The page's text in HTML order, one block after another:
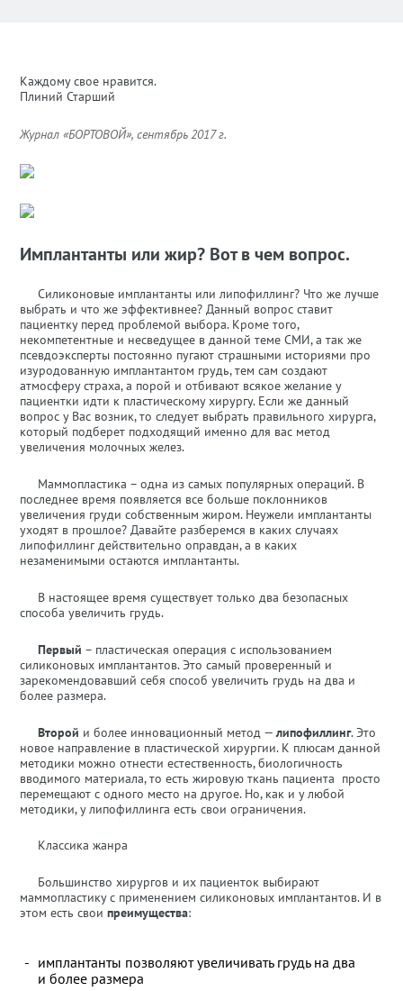
Каждому свое нравится.
Плиний Старший
Журнал «БОРТОВОЙ», сентябрь 2017 г.
Имплантанты или жир? Вот в чем вопрос.
Силиконовые имплантанты или липофиллинг? Что же лучше
выбрать и что же эффективнее? Данный вопрос ставит
пациентку перед проблемой выбора. Кроме того,
некомпетентные и несведущее в данной теме СМИ, а так же
псевдоэксперты постоянно пугают страшными историями про
изуродованную имплантантом грудь, тем сам создают
атмосферу страха, а порой и отбивают всякое желание у
пациентки идти к пластическому хирургу. Если же данный
вопрос у Вас возник, то следует выбрать правильного хирурга,
который подберет подходящий именно для вас метод
увеличения молочных желез.
Маммопластика – одна из самых популярных операций. В
последнее время появляется все больше поклонников
увеличения груди собственным жиром. Неужели имплантанты
уходят в прошлое? Давайте разберемся в каких случаях
липофиллинг действительно оправдан, а в каких
незаменимыми остаются имплантанты.
В настоящее время существует только два безопасных
способа увеличить грудь.
Первый – пластическая операция с использованием
силиконовых имплантантов. Это самый проверенный и
зарекомендовавший себя способ увеличить грудь на два и
более размера.
Второй и более инновационный метод —липофиллинг. Это
новое направление в пластической хирургии. К плюсам данной
методики можно отнести естественность, биологичность
вводимого материала, то есть жировую ткань пациента просто
перемещают с одного место на другое. Но, как и у любой
методики, у липофиллинга есть свои ограничения.
Классика жанра
Большинство хирургов и их пациенток выбирают
маммопластику с применениемсиликоновых имплантантов. И в
этом есть своипреимущества:
имплантанты позволяют увеличивать грудь на два
и более размера